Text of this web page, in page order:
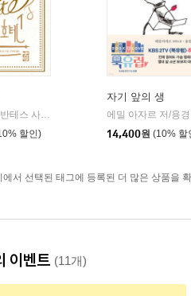
미겔 데 세르반테스 사아베드라 저/안영옥 역 | 열린책들
할인)
자기 앞의 생
14,400원 (10% 할
에서 선택된 태그에 등록된 더 많은 상품을
이벤트 (11개)